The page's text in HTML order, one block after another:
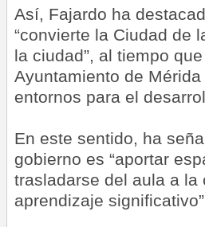
Así, Fajardo ha
“convierte la Ciudad de
la ciudad”, al tiempo
Ayuntamiento de
entornos para el
En este sentido, ha
gobierno es “aportar
trasladarse del aula a
aprendizaje